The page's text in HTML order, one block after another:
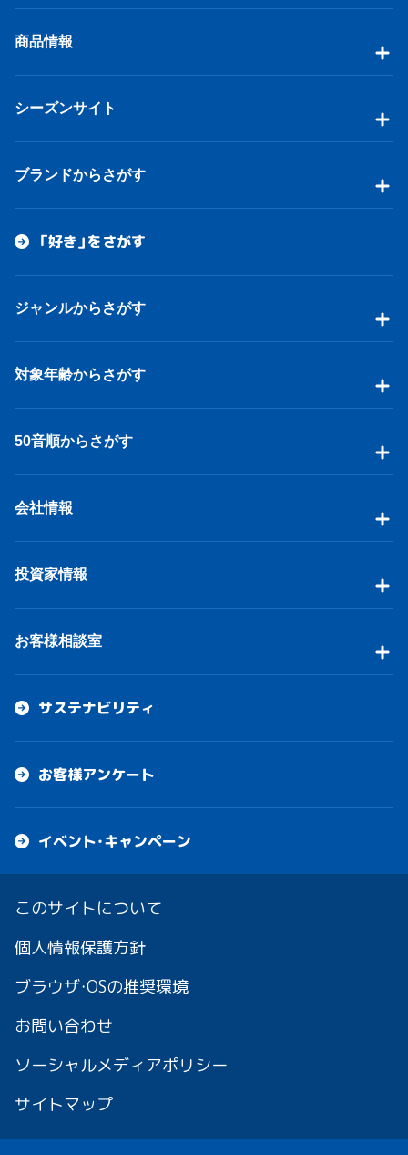
商品情報
シーズンサイト
ブランドからさがす
「好き」をさがす
ジャンルからさがす
対象年齢からさがす
50音順からさがす
会社情報
投資家情報
お客様相談室
サステナビリティ
お客様アンケート
イベント・キャンペーン
このサイトについて
個人情報保護方針
ブラウザ・OSの推奨環境
お問い合わせ
ソーシャルメディアポリシー
サイトマップ